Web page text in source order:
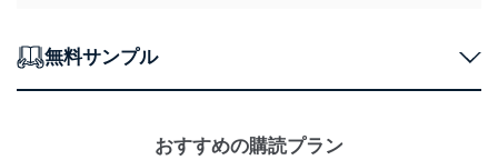
個人情報の安全管理措置
施し、個人情報の漏えい、滅失またはき損の防止及び是
無料サンプル
おすすめの購読プラン